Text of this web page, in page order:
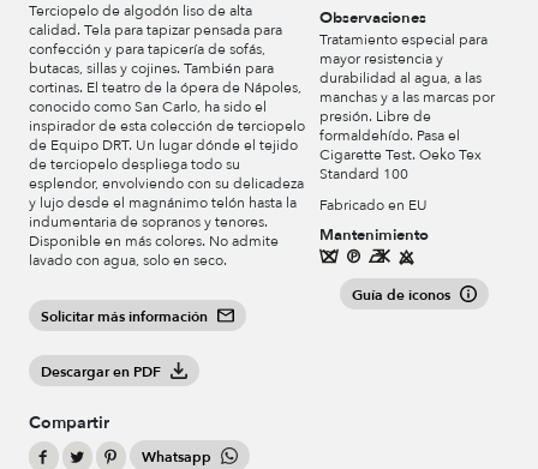
Terciopelo de algodón liso de alta
calidad. Tela para tapizar pensada para
confección y para tapicería de sofás,
butacas, sillas y cojines. También para
cortinas. El teatro de la ópera de Nápoles,
conocido como San Carlo, ha sido el
inspirador de esta colección de terciopelo
de Equipo DRT. Un lugar dónde el tejido
de terciopelo despliega todo su
esplendor, envolviendo con su delicadeza
y lujo desde el magnánimo telón hasta la
indumentaria de sopranos y tenores.
Disponible en más colores. No admite
lavado con agua, solo en seco.
Solicitar más información
Descargar en PDF
Compartir
Whatsapp
Observaciones
Tratamiento especial para
mayor resistencia y
durabilidad al agua, a las
manchas y a las marcas por
presión. Libre de
formaldehído. Pasa el
Cigarette Test. Oeko Tex
Standard 100
Fabricado en EU
Mantenimiento
Guía de iconos